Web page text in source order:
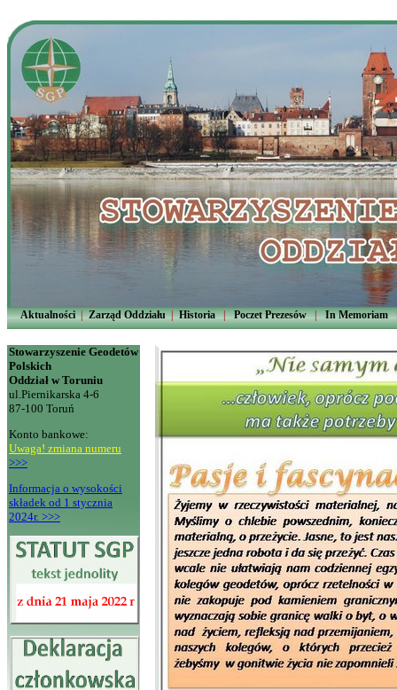
Aktualności|Zarząd Oddziału|Historia | Poczet Prezesów | In Memoriam
Stowarzyszenie Geodetów
Polskich
Oddział w Toruniu
ul.Piernikarska 4-6
87-100 Toruń
Konto bankowe:
Uwaga! zmiana numeru
>>>
Informacja o wysokości
składek od 1 stycznia
2024r. >>>